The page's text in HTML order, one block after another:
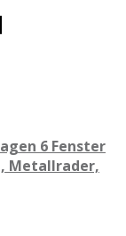
6 Fenster
Metallrader,